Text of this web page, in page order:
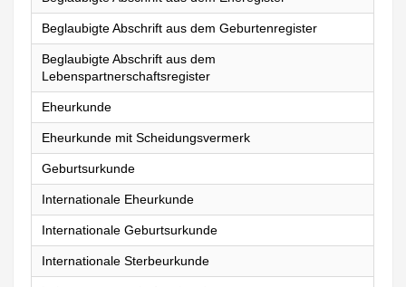
Beglaubigte Abschrift aus dem Geburtenregister
Beglaubigte Abschrift aus dem
Lebenspartnerschaftsregister
Eheurkunde
Eheurkunde mit Scheidungsvermerk
Geburtsurkunde
Internationale Eheurkunde
Internationale Geburtsurkunde
Internationale Sterbeurkunde